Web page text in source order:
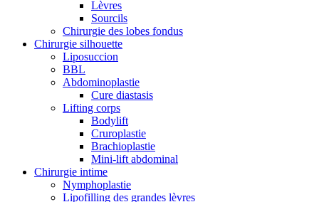
Lèvres
Sourcils
Chirurgie des lobes fondus
Chirurgie silhouette
Liposuccion
BBL
Abdominoplastie
Cure diastasis
Lifting corps
Bodylift
Cruroplastie
Brachioplastie
Mini-lift abdominal
Chirurgie intime
Nymphoplastie
Lipofilling des grandes lèvres